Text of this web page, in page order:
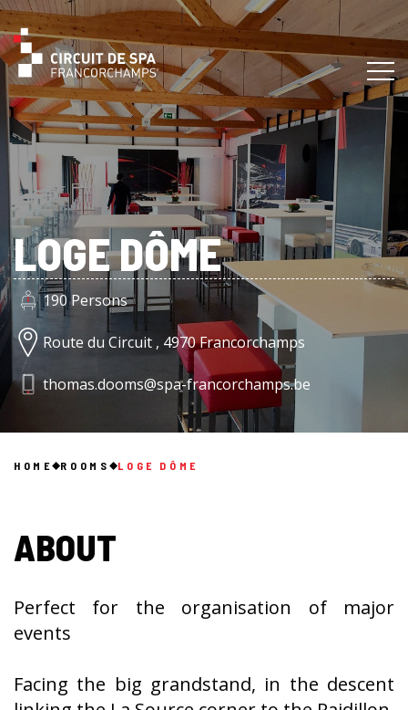
LOGE DÔME
190 Persons
Route du Circuit , 4970 Francorchamps
thomas.dooms@spa-francorchamps.be
HOME ROOMS LOGE DÔME
ABOUT
Perfect for the organisation of major
events
Facing the big grandstand, in the descent